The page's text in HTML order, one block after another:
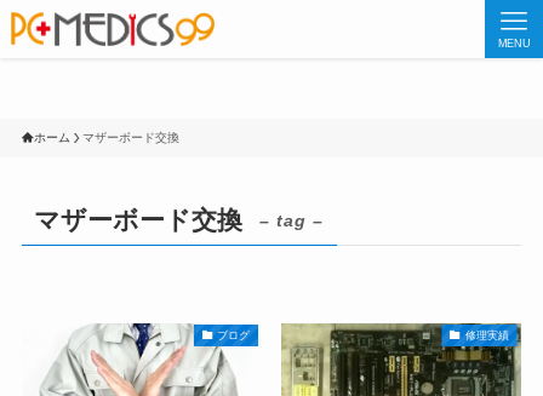
MENU
ホーム マザーボード交換
マザーボード交換 – tag –
ブログ 修理実績